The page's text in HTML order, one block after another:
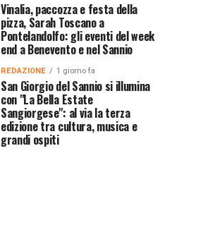
Vinalia, paccozza e festa della
pizza, Sarah Toscano a
Pontelandolfo: gli eventi del week
end a Benevento e nel Sannio
REDAZIONE 1 giorno fa
San Giorgio del Sannio si illumina
con "La Bella Estate
Sangiorgese": al via la terza
edizione tra cultura, musica e
grandi ospiti